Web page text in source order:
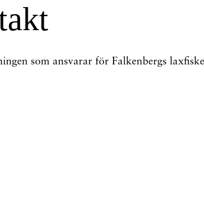
som ansvarar för Falkenbergs